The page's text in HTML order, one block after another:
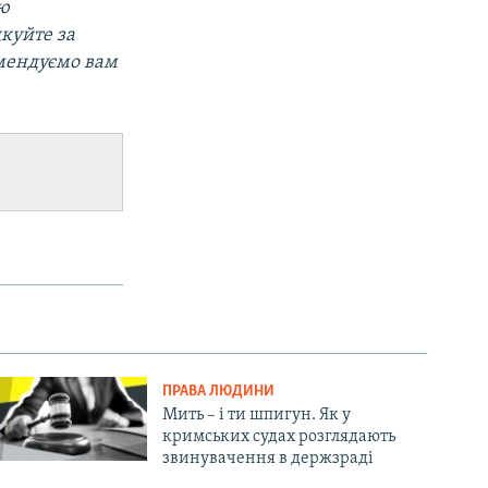
за
вам
ПРАВА ЛЮДИНИ
Мить – і ти шпигун. Як у
кримських судах розглядають
звинувачення в держзраді